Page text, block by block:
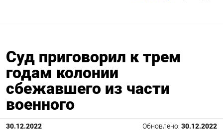
Суд приговорил к трем
годам колонии
сбежавшего из части
военного
30.12.2022 Обновлено: 30.12.2022